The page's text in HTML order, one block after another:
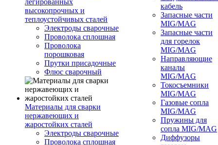
легированных
высокопрочных и
теплоустойчивых сталей
Электроды сварочные
Проволока сплошная
Проволока
порошковая
Прутки присадочные
Флюс сварочный
Материалы для сварки
нержавеющих и
жаростойких сталей
Электроды сварочные
Проволока сплошная
кабель
Запасные части
MIG/MAG
Запасные части
для горелок
MIG/MAG
Направляющие
каналы
MIG/MAG
Токосъемники
MIG/MAG
Газовые сопла
MIG/MAG
Пружины для
сопла MIG/MAG
Диффузоры